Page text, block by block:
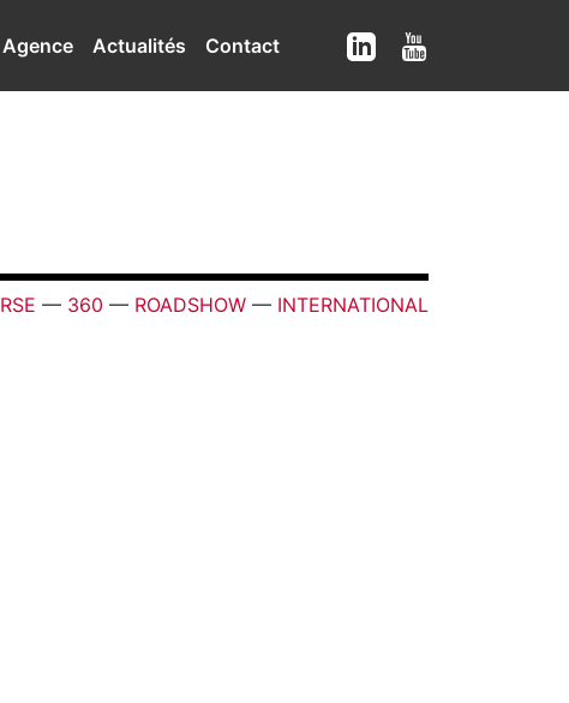
Agence Actualités Contact
RSE — 360 — ROADSHOW — INTERNATIONAL